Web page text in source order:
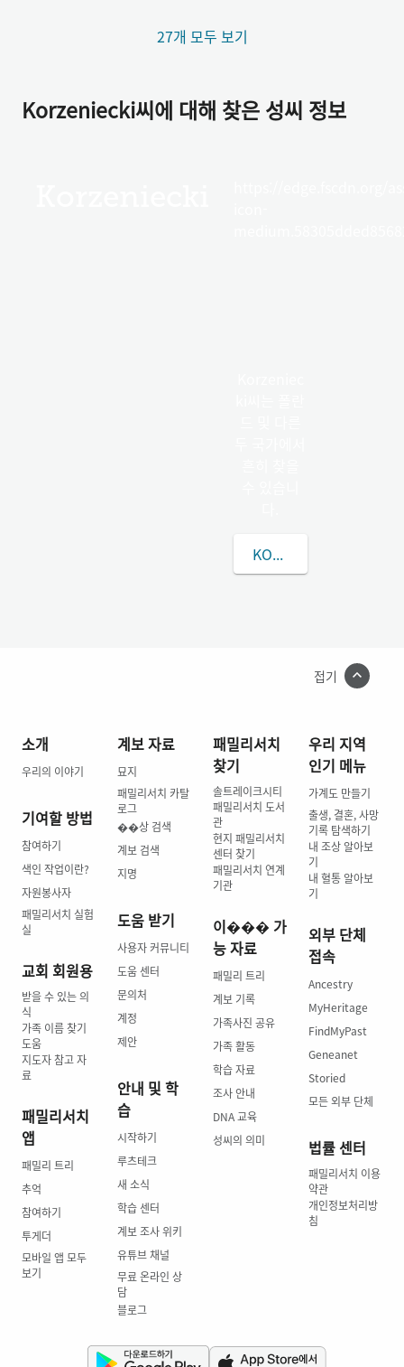
27개 모두 보기
Korzeniecki씨에 대해 찾은 성씨 정보
KORZENIECKI씨에 대
접기
소개
우리의 이야기
기여할 방법
참여하기
색인 작업이란?
자원봉사자
패밀리서치 실험
실
교회 회원용
받을 수 있는 의
식
가족 이름 찾기
도움
지도자 참고 자
료
패밀리서치
앱
패밀리 트리
추억
참여하기
투게더
모바일 앱 모두
보기
계보 자료
묘지
패밀리서치 카탈
로그
��상 검색
계보 검색
지명
도움 받기
사용자 커뮤니티
도움 센터
문의처
계정
제안
안내 및 학
습
시작하기
루츠테크
새 소식
학습 센터
계보 조사 위키
유튜브 채널
무료 온라인 상
담
블로그
패밀리서치
찾기
솔트레이크시티
패밀리서치 도서
관
현지 패밀리서치
센터 찾기
패밀리서치 연계
기관
이��� 가
능 자료
패밀리 트리
계보 기록
가족사진 공유
가족 활동
학습 자료
조사 안내
DNA 교육
성씨의 의미
우리 지역
인기 메뉴
가계도 만들기
출생, 결혼, 사망
기록 탐색하기
내 조상 알아보
기
내 혈통 알아보
기
외부 단체
접속
Ancestry
MyHeritage
FindMyPast
Geneanet
Storied
모든 외부 단체
법률 센터
패밀리서치 이용
약관
개인정보처리방
침